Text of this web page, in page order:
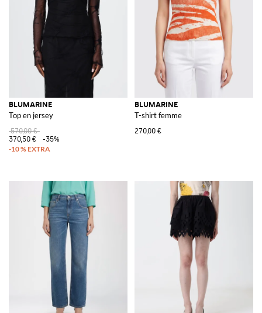
BLUMARINE
Top en jersey
570,00 €
370,50 €
-35%
BLUMARINE
T-shirt femme
270,00 €